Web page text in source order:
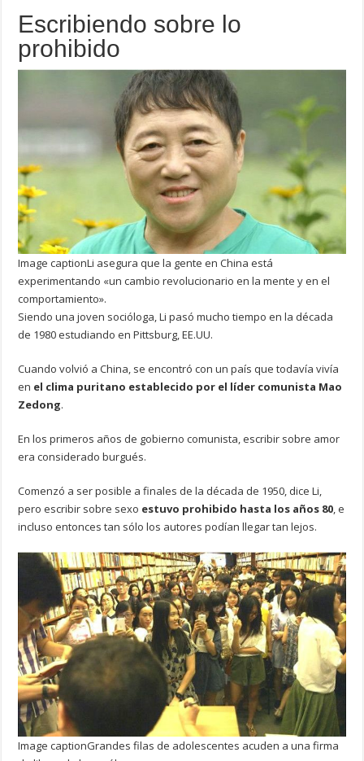
Escribiendo sobre lo
prohibido
Image captionLi asegura que la gente en China está
experimentando «un cambio revolucionario en la mente y en el
comportamiento».
Siendo una joven socióloga, Li pasó mucho tiempo en la década
de 1980 estudiando en Pittsburg, EE.UU.
Cuando volvió a China, se encontró con un país que todavía vivía
en el clima puritano establecido por el líder comunista Mao
Zedong.
En los primeros años de gobierno comunista, escribir sobre amor
era considerado burgués.
Comenzó a ser posible a finales de la década de 1950, dice Li,
pero escribir sobre sexo estuvo prohibido hasta los años 80, e
incluso entonces tan sólo los autores podían llegar tan lejos.
Image captionGrandes filas de adolescentes acuden a una firma